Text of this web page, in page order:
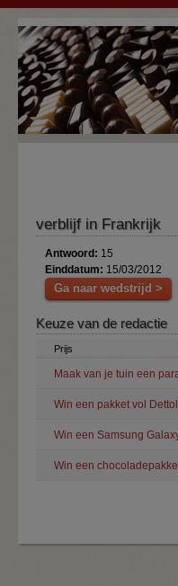
Overslaan en naar de algemene
verblijf in Frankrijk
Antwoord: 15
Einddatum: 15/03/2012
Ga naar wedstrijd >
Keuze van de redactie
Prijs
Maak van je tuin een
Win een pakket vol
Win een Samsung
Win een